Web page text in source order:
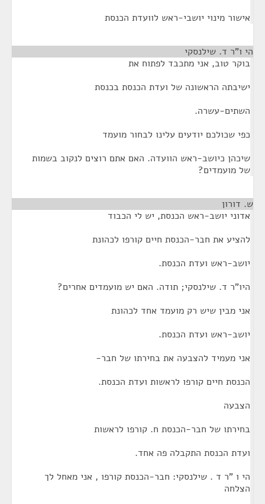
אישור מינוי יושבי-ראש לוועדת הכנסת
הי ו"ר ד. שילנסקי
בוקר טוב, אני מתכבד לפתוח את
ישיבתה הראשונה של ועדת הכנסת בכנסת
השתים-עשרה.
כפי שכולכם יודעים עלינו לבחור מועמד
שיכהן כיושב-ראש הוועדה. האם אתם רוצים לנקוב בשמות
של מועמדים?
ש. דורון
אדוני יושב-ראש הכנסת, יש לי הכבוד
להציע את חבר-הכנסת חיים קורפו לכהונת
יושב-ראש ועדת הכנסת.
היו"ר ד. שילנסקי; תודה. האם יש מועמדים אחרים?
אני מבין שיש רק מועמד אחד לכהונת
יושב-ראש ועדת הכנסת.
אני מעמיד להצבעה את בחירתו של חבר-
הכנסת חיים קורפו לראשות ועדת הכנסת.
הצבעה
בחירתו של חבר-הכנסת ח. קורפו לראשות
ועדת הכנסת התקבלה פה אחד.
הי ו "ר ד . שילנסקי: חבר-הכנסת קורפו , אני מאחל לך
הצלחה